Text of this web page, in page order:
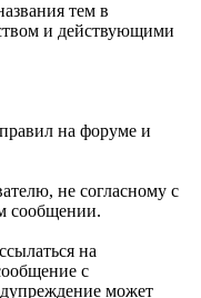
тем в
и действующими
на форуме и
не согласному с
сообщении.
на
с
может